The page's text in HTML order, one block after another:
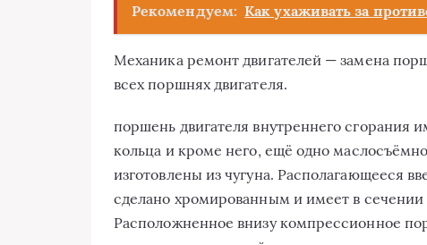
Рекомендуем: Как ухаживать за
Механика ремонт двигателей — замена
всех поршнях двигателя.
поршень двигателя внутреннего
кольца и кроме него, ещё одно
изготовлены из чугуна. Располагающееся
сделано хромированным и имеет в
Расположненное внизу компрессионное